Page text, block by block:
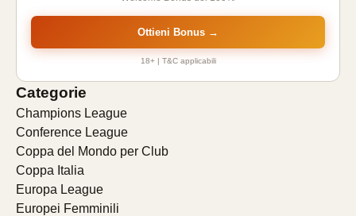
Ottieni Bonus →
18+ | T&C applicabili
Categorie
Champions League
Conference League
Coppa del Mondo per Club
Coppa Italia
Europa League
Europei Femminili